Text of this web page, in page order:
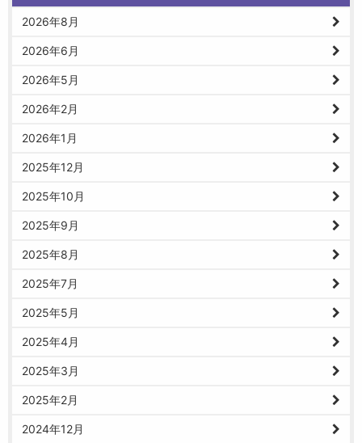
2026年8月
2026年6月
2026年5月
2026年2月
2026年1月
2025年12月
2025年10月
2025年9月
2025年8月
2025年7月
2025年5月
2025年4月
2025年3月
2025年2月
2024年12月